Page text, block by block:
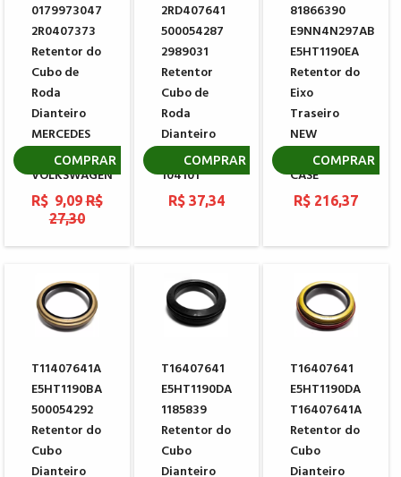
0179973047
2R0407373
Retentor do
Cubo de
Roda
Dianteiro
MERCEDES
BENZ
VOLKSWAGEN
R$ 9,09 R$
27,30
COMPRAR
2RD407641
500054287
2989031
Retentor
Cubo de
Roda
Dianteiro
MERITOR
104101
R$ 37,34
COMPRAR
81866390
E9NN4N297AB
E5HT1190EA
Retentor do
Eixo
Traseiro
NEW
HOLLAND
CASE
R$ 216,37
COMPRAR
T11407641A
E5HT1190BA
500054292
Retentor do
Cubo
Dianteiro
T16407641
E5HT1190DA
1185839
Retentor do
Cubo
Dianteiro
T16407641
E5HT1190DA
T16407641A
Retentor do
Cubo
Dianteiro